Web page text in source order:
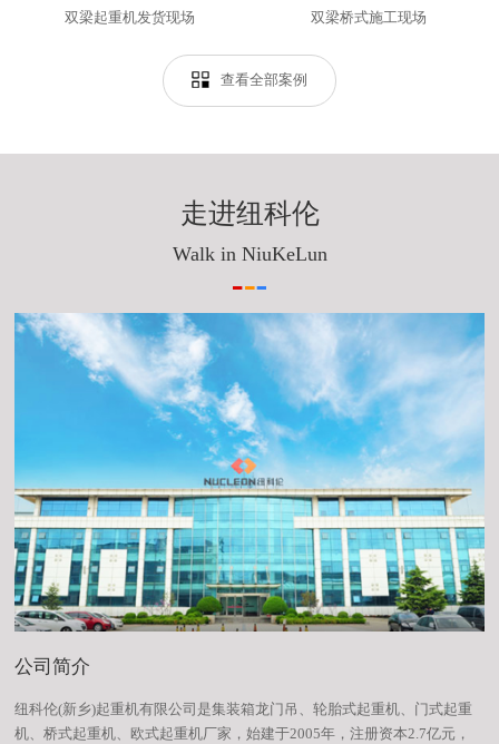
双梁起重机发货现场 双梁桥式施工现场
查看全部案例
走进纽科伦
Walk in NiuKeLun
公司简介
纽科伦(新乡)起重机有限公司是集装箱龙门吊、轮胎式起重机、门式起重
机、桥式起重机、欧式起重机厂家，始建于2005年，注册资本2.7亿元，